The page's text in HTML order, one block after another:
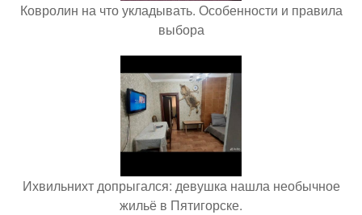
Ковролин на что укладывать. Особенности и правила
выбора
Ихвильнихт допрыгался: девушка нашла необычное
жильё в Пятигорске.